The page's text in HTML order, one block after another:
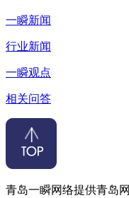
一瞬新闻
行业新闻
一瞬观点
相关问答
青岛一瞬网络提供青岛